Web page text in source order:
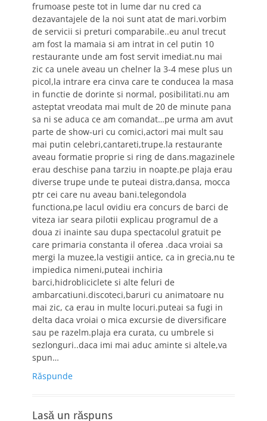
frumoase peste tot in lume dar nu cred ca
dezavantajele de la noi sunt atat de mari.vorbim
de servicii si preturi comparabile..eu anul trecut
am fost la mamaia si am intrat in cel putin 10
restaurante unde am fost servit imediat.nu mai
zic ca unele aveau un chelner la 3-4 mese plus un
picol,la intrare era cinva care te conducea la masa
in functie de dorinte si normal, posibilitati.nu am
asteptat vreodata mai mult de 20 de minute pana
sa ni se aduca ce am comandat…pe urma am avut
parte de show-uri cu comici,actori mai mult sau
mai putin celebri,cantareti,trupe.la restaurante
aveau formatie proprie si ring de dans.magazinele
erau deschise pana tarziu in noapte.pe plaja erau
diverse trupe unde te puteai distra,dansa, mocca
ptr cei care nu aveau bani.telegondola
functiona,pe lacul ovidiu era concurs de barci de
viteza iar seara pilotii explicau programul de a
doua zi inainte sau dupa spectacolul gratuit pe
care primaria constanta il oferea .daca vroiai sa
mergi la muzee,la vestigii antice, ca in grecia,nu te
impiedica nimeni,puteai inchiria
barci,hidrobliciclete si alte feluri de
ambarcatiuni.discoteci,baruri cu animatoare nu
mai zic, ca erau in multe locuri.puteai sa fugi in
delta daca vroiai o mica excursie de diversificare
sau pe razelm.plaja era curata, cu umbrele si
sezlonguri..daca imi mai aduc aminte si altele,va
spun…
Răspunde
Lasă un răspuns